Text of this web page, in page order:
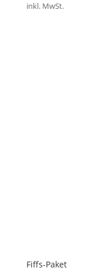
inkl. MwSt.
Fiffs-Paket